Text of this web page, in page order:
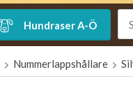
Hundraser A-Ö
Nummerlappshållare